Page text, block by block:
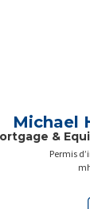
Michael
&
Permis